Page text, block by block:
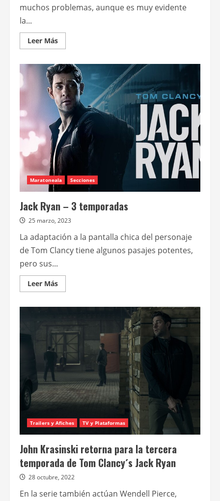
muchos problemas, aunque es muy evidente
la...
Leer MásLeer
más
Jack
Ryan
–
Temporada
4
Maratoneala Secciones
Jack Ryan – 3 temporadas
25 marzo, 2023
La adaptación a la pantalla chica del personaje
de Tom Clancy tiene algunos pasajes potentes,
pero sus...
Leer MásLeer
más
3
temporadas
Trailers y Afiches TV y Plataformas
John Krasinski retorna para la tercera
temporada de Tom Clancy´s Jack Ryan
28 octubre, 2022
En la serie también actúan Wendell Pierce,